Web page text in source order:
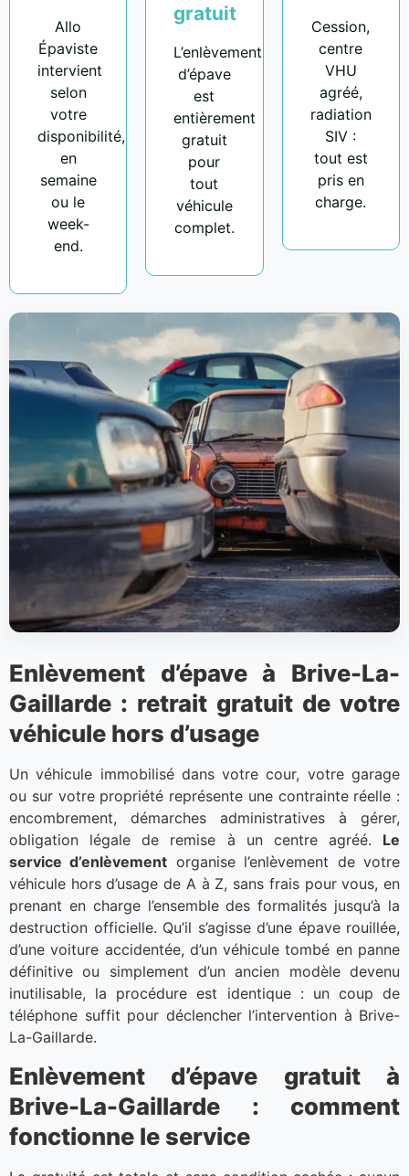
Allo
Épaviste
intervient
selon
votre
disponibilité,
en
semaine
ou le
week-
end.
gratuit
L’enlèvement
d’épave
est
entièrement
gratuit
pour
tout
véhicule
complet.
Cession,
centre
VHU
agréé,
radiation
SIV :
tout est
pris en
charge.
Enlèvement d’épave à Brive-La-
Gaillarde : retrait gratuit de votre
véhicule hors d’usage
Un véhicule immobilisé dans votre cour, votre garage
ou sur votre propriété représente une contrainte réelle :
encombrement, démarches administratives à gérer,
obligation légale de remise à un centre agréé. Le
service d’enlèvement organise l’enlèvement de votre
véhicule hors d’usage de A à Z, sans frais pour vous, en
prenant en charge l’ensemble des formalités jusqu’à la
destruction officielle. Qu’il s’agisse d’une épave rouillée,
d’une voiture accidentée, d’un véhicule tombé en panne
définitive ou simplement d’un ancien modèle devenu
inutilisable, la procédure est identique : un coup de
téléphone suffit pour déclencher l’intervention à Brive-
La-Gaillarde.
Enlèvement d’épave gratuit à
Brive-La-Gaillarde : comment
fonctionne le service